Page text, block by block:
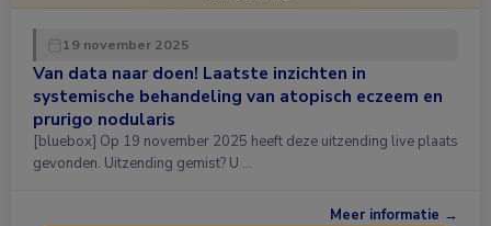
19 november 2025
Van data naar doen! Laatste inzichten in
systemische behandeling van atopisch eczeem en
prurigo nodularis
[bluebox] Op 19 november 2025 heeft deze uitzending live plaats
gevonden. Uitzending gemist? U …
Meer informatie →